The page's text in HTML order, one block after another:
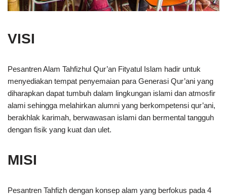
VISI
Pesantren Alam Tahfizhul Qur’an Fityatul Islam hadir untuk
menyediakan tempat penyemaian para Generasi Qur’ani yang
diharapkan dapat tumbuh dalam lingkungan islami dan atmosfir
alami sehingga melahirkan alumni yang berkompetensi qur’ani,
berakhlak karimah, berwawasan islami dan bermental tangguh
dengan fisik yang kuat dan ulet.
MISI
Pesantren Tahfizh dengan konsep alam yang berfokus pada 4